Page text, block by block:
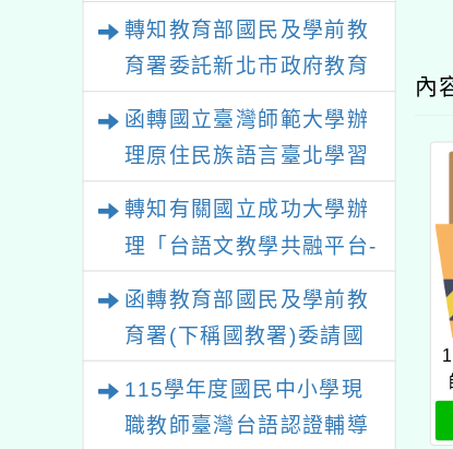
政策研討會「原住民族教
育國際趨勢與發展」
轉知教育部國民及學前教
育署委託新北市政府教育
局辦理「115年度教師專
業成長研習實施計畫－夢
的N次方素養工作坊新北
場」計畫
函轉國立臺灣師範大學辦
理原住民族語言臺北學習
中心115年度第2期「族語
轉知有關國立成功大學辦
理「台語文教學共融平台-
函轉教育部國民及學前教
育署(下稱國教署)委請國
115學年度國民中小學現
職教師臺灣台語認證輔導
內